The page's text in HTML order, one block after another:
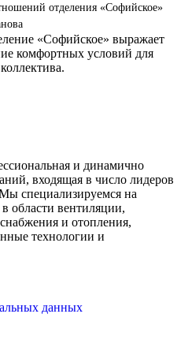
отделения «Софийское»
«Софийское» выражает
комфортных условий для
и динамично
входящая в число лидеров
специализируемся на
области вентиляции,
и отопления,
технологии и
данных